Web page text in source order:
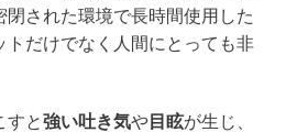
された環境で長時間使用した
トだけでなく人間にとっても非
すと強い吐き気や目眩が生じ、